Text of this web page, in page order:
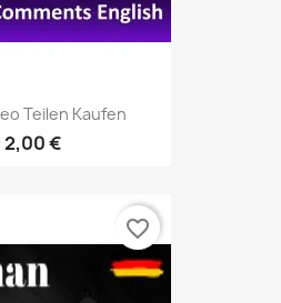
Teilen Kaufen
2,00 €
favorite_border